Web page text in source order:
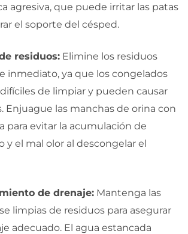
agresiva, que puede irritar las patas
el soporte del césped.
residuos: Elimine los residuos
inmediato, ya que los congelados
de limpiar y pueden causar
Enjuague las manchas de orina con
para evitar la acumulación de
y el mal olor al descongelar el
de drenaje: Mantenga las
limpias de residuos para asegurar
adecuado. El agua estancada